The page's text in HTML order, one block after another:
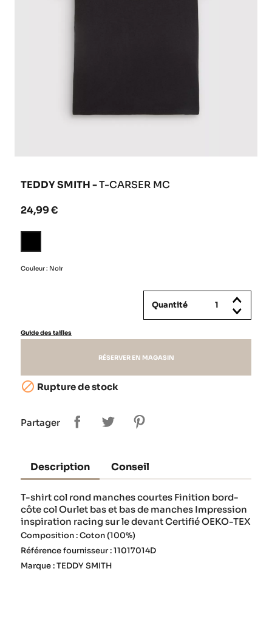
TEDDY SMITH -T-CARSER MC
24,99 €
Couleur : Noir
Quantité
Guide des tailles
RÉSERVER EN MAGASIN
 Rupture de stock
Partager
Description Conseil
T-shirt col rond manches courtes Finition bord-
côte col Ourlet bas et bas de manches Impression
inspiration racing sur le devant Certifié OEKO-TEX
Composition : Coton (100%)
Référence fournisseur : 11017014D
Marque : TEDDY SMITH